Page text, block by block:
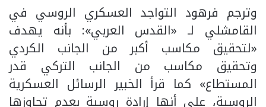
وترجم فرهود التواجد العسكري الروسي في
القامشلي لـ «القدس العربي»: بأنه يهدف
«لتحقيق مكاسب أكبر من الجانب الكردي
وتحقيق مكاسب من الجانب التركي قدر
المستطاع» كما قرأ الخبير الرسائل العسكرية
الروسية، على أنها إرادة روسية بعدم تجاوزها